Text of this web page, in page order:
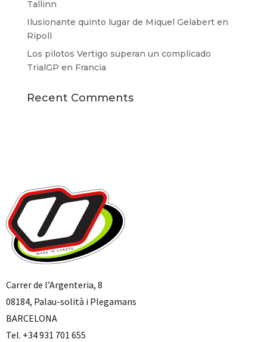
Tallinn
Ilusionante quinto lugar de Miquel Gelabert en
Ripoll
Los pilotos Vertigo superan un complicado
TrialGP en Francia
Recent Comments
Carrer de l’Argenteria, 8
08184, Palau-solità i Plegamans
BARCELONA
Tel. +34 931 701 655